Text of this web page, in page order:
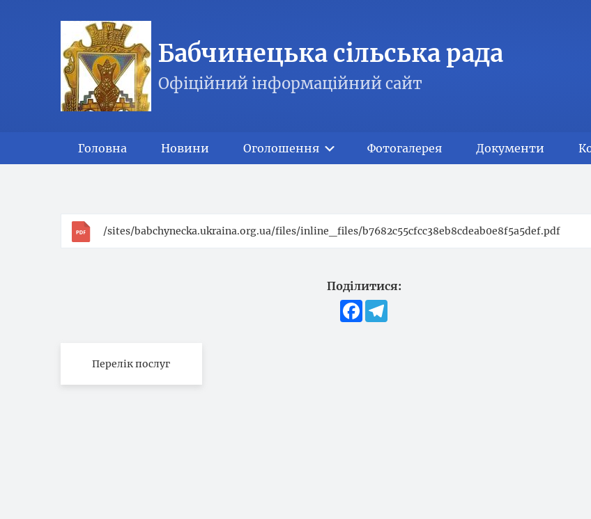
Бабчинецька сільська рада
Офіційний інформаційний сайт
Головна Новини Оголошення Фотогалерея Документи
/sites/babchynecka.ukraina.org.ua/files/inline_files/b7682c55cfcc38eb8cdeab0e8f5a5def.pdf
Поділитися:
Facebook
Перелік послуг